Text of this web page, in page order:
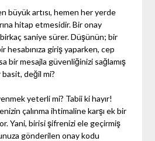
büyük artısı, hemen her yerde
hitap etmesidir. Bir onay
saniye sürer. Düşünün; bir
hesabınıza giriş yaparken, cep
bir mesajla güvenliğinizi sağlamış
değil mi?
yeterli mi? Tabii ki hayır!
çalınma ihtimaline karşı ek bir
Yani, birisi şifrenizi ele geçirmiş
gönderilen onay kodu